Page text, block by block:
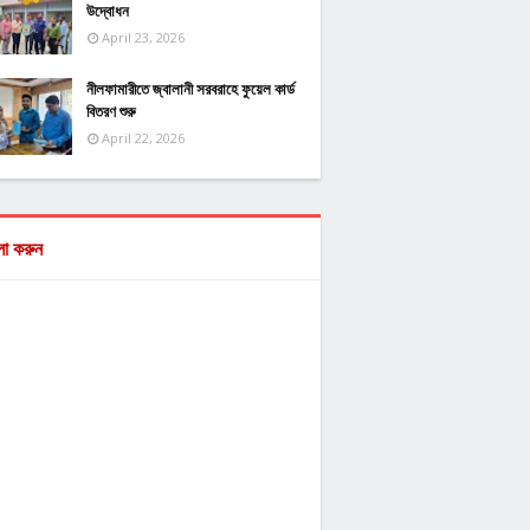
উদ্বোধন
April 23, 2026
নীলফামারীতে জ্বালানী সরবরাহে ফুয়েল কার্ড
বিতরণ শুরু
April 22, 2026
করুন